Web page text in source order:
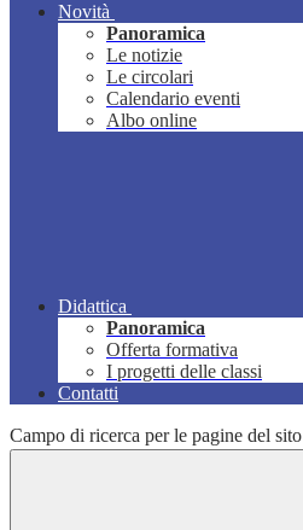
Novità
Panoramica
Le notizie
Le circolari
Calendario eventi
Albo online
Didattica
Panoramica
Offerta formativa
I progetti delle classi
Contatti
Campo di ricerca per le pagine del sito